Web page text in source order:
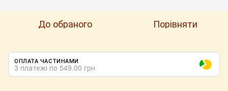
До обраного Порівняти
ОПЛАТА ЧАСТИНАМИ
3 платежі по 549.00 грн